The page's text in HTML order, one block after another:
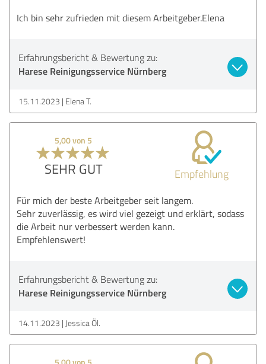
Ich bin sehr zufrieden mit diesem Arbeitgeber.Elena
Erfahrungsbericht & Bewertung zu:
Harese Reinigungsservice Nürnberg
15.11.2023 Elena T.
5,00 von 5
SEHR GUT Empfehlung
Für mich der beste Arbeitgeber seit langem.
Sehr zuverlässig, es wird viel gezeigt und erklärt, sodass
die Arbeit nur verbessert werden kann.
Empfehlenswert!
Erfahrungsbericht & Bewertung zu:
Harese Reinigungsservice Nürnberg
14.11.2023 Jessica Öl.
5,00 von 5